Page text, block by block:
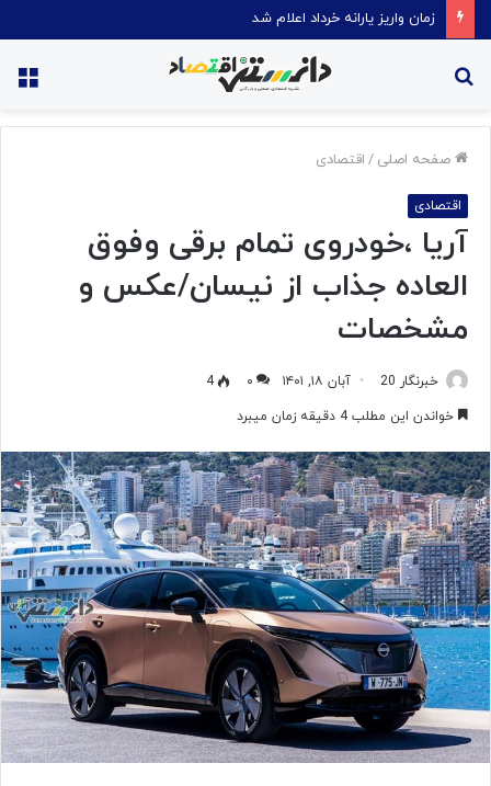
زمان واریز یارانه خرداد اعلام شد
صفحه اصلی / اقتصادی
اقتصادی
آریا ،خودروی تمام برقی وفوق
العاده جذاب از نیسان/عکس و
مشخصات
خبرنگار 20 آبان ۱۸, ۱۴۰۱ ۰
4
خواندن این مطلب 4 دقیقه زمان میبرد